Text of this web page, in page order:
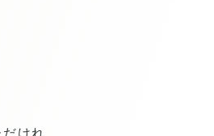
けれ